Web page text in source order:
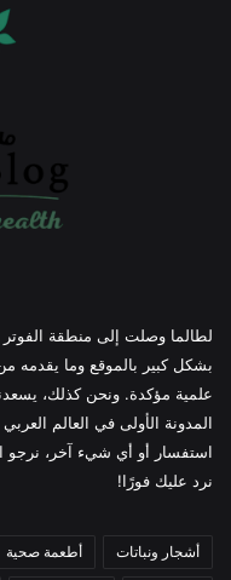
لطالما وصلت إلى منطقة الفوتر
بشكل كبير بالموقع وما
علمية مؤكدة. ونحن كذلك،
المدونة الأولى في العالم
استفسار أو أي شيء آخر، نرجو
نرد عليك فورًا!
أشجار ونباتات أطعمة صحية